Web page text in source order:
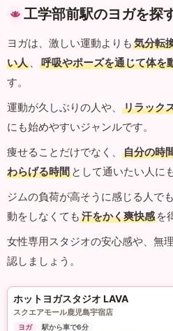
工学部前駅のヨガを探
ヨガは、激しい運動よりも 気分転
い人 、 呼吸やポーズを通じて体を
す。
運動が久しぶりの人や、
リラック
にも始めやすいジャンルです。
痩せることだけでなく、
自分の時
わらげる時間 として通いたい人に
ジムの負荷が高そうに感じる人で
動をしなくても 汗をかく爽快感 を
女性専用スタジオの安心感や、無
認しましょう。
ホットヨガスタジオ LAVA
スクエアモール鹿児島宇宿店
ヨガ
駅から車で6分